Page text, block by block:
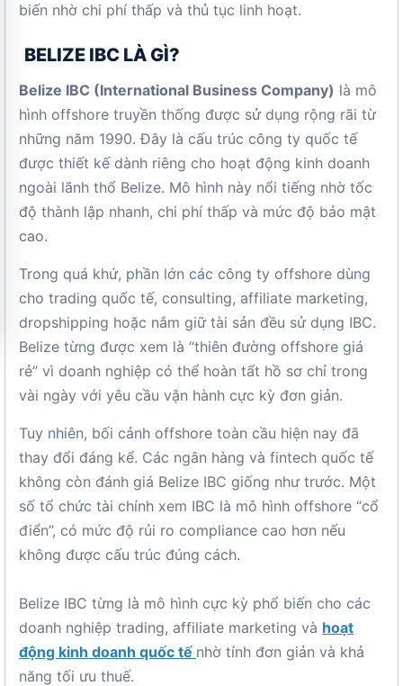
biến nhờ chi phí thấp và thủ tục linh hoạt.
BELIZE IBC LÀ GÌ?
Belize IBC (International Business Company) là mô
hình offshore truyền thống được sử dụng rộng rãi từ
những năm 1990. Đây là cấu trúc công ty quốc tế
được thiết kế dành riêng cho hoạt động kinh doanh
ngoài lãnh thổ Belize. Mô hình này nổi tiếng nhờ tốc
độ thành lập nhanh, chi phí thấp và mức độ bảo mật
cao.
Trong quá khứ, phần lớn các công ty offshore dùng
cho trading quốc tế, consulting, affiliate marketing,
dropshipping hoặc nắm giữ tài sản đều sử dụng IBC.
Belize từng được xem là “thiên đường offshore giá
rẻ” vì doanh nghiệp có thể hoàn tất hồ sơ chỉ trong
vài ngày với yêu cầu vận hành cực kỳ đơn giản.
Tuy nhiên, bối cảnh offshore toàn cầu hiện nay đã
thay đổi đáng kể. Các ngân hàng và fintech quốc tế
không còn đánh giá Belize IBC giống như trước. Một
số tổ chức tài chính xem IBC là mô hình offshore “cổ
điển”, có mức độ rủi ro compliance cao hơn nếu
không được cấu trúc đúng cách.
Belize IBC từng là mô hình cực kỳ phổ biến cho các
doanh nghiệp trading, affiliate marketing và hoạt
động kinh doanh quốc tế nhờ tính đơn giản và khả
năng tối ưu thuế.